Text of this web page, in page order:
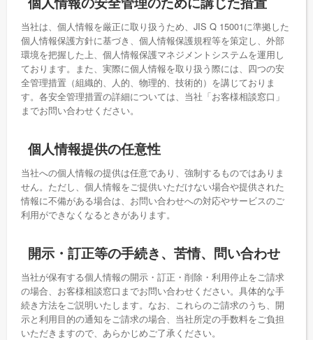
当社は、個人情報を厳正に取り扱うため、JIS Q 15001に準拠した
個人情報保護方針に基づき、個人情報保護規程等を策定し、外部
環境を把握した上、個人情報保護マネジメントシステムを運用し
ております。また、実際に個人情報を取り扱う際には、四つの安
全管理措置（組織的、人的、物理的、技術的）を講じておりま
す。各安全管理措置の詳細については、当社「お客様相談窓口」
までお問い合わせください。
個人情報提供の任意性
当社への個人情報の提供は任意であり、強制するものではありま
せん。ただし、個人情報をご提供いただけない場合や提供された
情報に不備がある場合は、お問い合わせへの対応やサービスのご
利用ができなくなるときがあります。
開示・訂正等の手続き、苦情、問い合わせ
当社が保有する個人情報の開示・訂正・削除・利用停止をご請求
の場合、お客様相談窓口までお問い合わせください。具体的な手
続き方法をご説明いたします。なお、これらのご請求のうち、開
示と利用目的の通知をご請求の場合、当社所定の手数料をご負担
いただきますので、あらかじめご了承ください。